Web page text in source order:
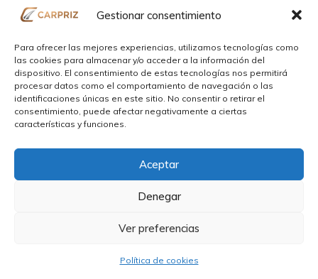
Gestionar consentimiento
Para ofrecer las mejores experiencias, utilizamos tecnologías como
las cookies para almacenar y/o acceder a la información del
dispositivo. El consentimiento de estas tecnologías nos permitirá
procesar datos como el comportamiento de navegación o las
identificaciones únicas en este sitio. No consentir o retirar el
consentimiento, puede afectar negativamente a ciertas
características y funciones.
Aceptar
Denegar
Ver preferencias
Política de cookies
Sobre carpriz
Contact
Política de cookies (UE)
Politica de privacidad
Términos y Condiciones Política de Uso